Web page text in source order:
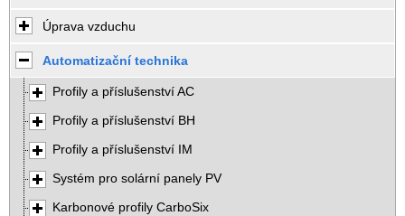
Úprava vzduchu
Automatizační technika
Profily a příslušenství AC
Profily a příslušenství BH
Profily a příslušenství IM
Systém pro solární panely PV
Karbonové profily CarboSix